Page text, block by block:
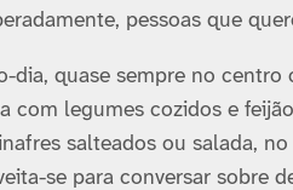
pessoas que
dia, quase sempre no centro
com legumes cozidos e
salteados ou salada,
se para conversar sobre